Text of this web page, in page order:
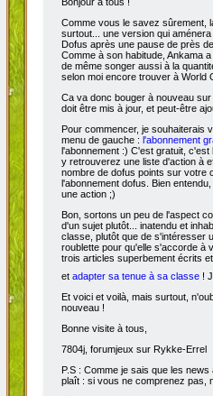
Bonjour à tous !
Comme vous le savez sûrement,
surtout... une version qui
Dofus après une pause de près
Comme à son habitude, Ankama
de même songer aussi à la
selon moi encore trouver à World
Ca va donc bouger à nouveau
doit être mis à jour, et peut-être
Pour commencer, je
menu de gauche : l'abonnement
l'abonnement :) C'est gratuit,
y retrouverez une liste d'action à
nombre de dofus points sur votre
l'abonnement dofus. Bien
une action ;)
Bon, sortons un peu de l'aspect
d'un sujet plutôt... inatendu et
classe, plutôt que de s'intéresser
roublette pour qu'elle s'accorde à
trois articles superbement écrits
et adapter sa tenue à sa classe !
Et voici et voilà, mais surtout,
nouveau !
Bonne visite à tous,
7804j, forumjeux sur Rykke-Errel
P.S : Comme je sais que les
plaît : si vous ne comprenez pas,